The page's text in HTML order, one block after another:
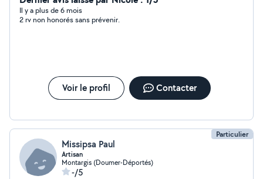
Il y a plus de 6 mois
2 rv non honorés sans prévenir.
Voir le profil Contacter
Particulier
Missipsa Paul
Artisan
Montargis (Doumer-Déportés)
-/5